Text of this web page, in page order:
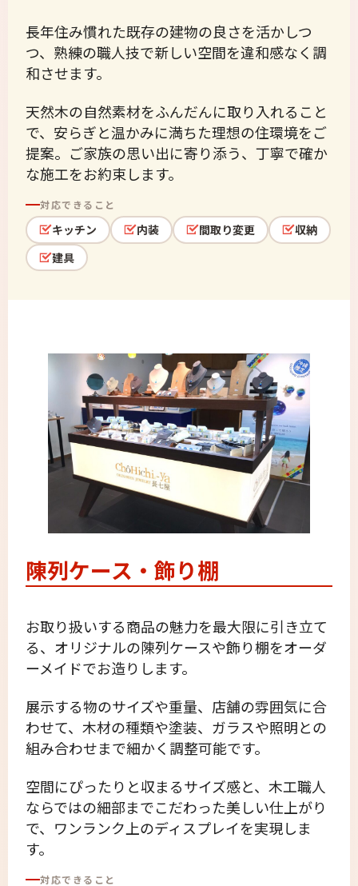
長年住み慣れた既存の建物の良さを活かしつ
つ、熟練の職人技で新しい空間を違和感なく調
和させます。
天然木の自然素材をふんだんに取り入れること
で、安らぎと温かみに満ちた理想の住環境をご
提案。ご家族の思い出に寄り添う、丁寧で確か
な施工をお約束します。
対応できること
キッチン 内装 間取り変更
収納
建具
陳列ケース・飾り棚
お取り扱いする商品の魅力を最大限に引き立て
る、オリジナルの陳列ケースや飾り棚をオーダ
ーメイドでお造りします。
展示する物のサイズや重量、店舗の雰囲気に合
わせて、木材の種類や塗装、ガラスや照明との
組み合わせまで細かく調整可能です。
空間にぴったりと収まるサイズ感と、木工職人
ならではの細部までこだわった美しい仕上がり
で、ワンランク上のディスプレイを実現しま
す。
対応できること